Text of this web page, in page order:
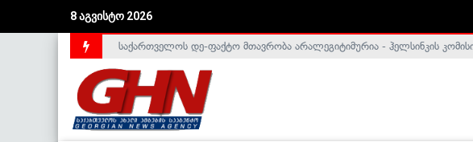
8 აგვისტო 2026
საქართველოს დე-ფაქტო მთავრობა არალეგიტიმურია - ჰელსინკის